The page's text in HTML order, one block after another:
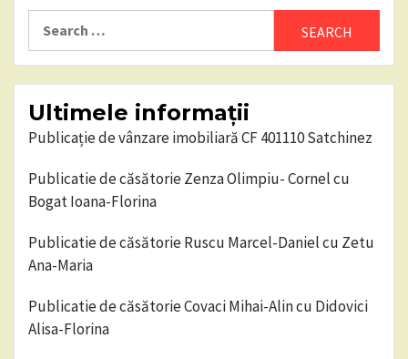
pagination
Ultimele informații
Publicație de vânzare imobiliară CF 401110 Satchinez
Publicatie de căsătorie Zenza Olimpiu- Cornel cu
Bogat Ioana-Florina
Publicatie de căsătorie Ruscu Marcel-Daniel cu Zetu
Ana-Maria
Publicatie de căsătorie Covaci Mihai-Alin cu Didovici
Alisa-Florina